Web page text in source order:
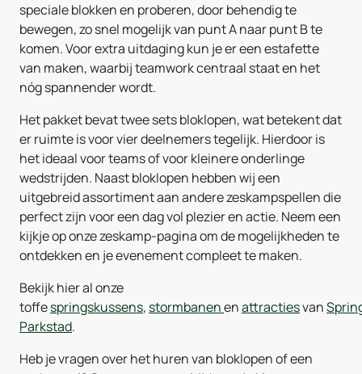
speciale blokken en proberen, door behendig te
bewegen, zo snel mogelijk van punt A naar punt B te
komen. Voor extra uitdaging kun je er een estafette
van maken, waarbij teamwork centraal staat en het
nóg spannender wordt.
Het pakket bevat twee sets bloklopen, wat betekent dat
er ruimte is voor vier deelnemers tegelijk. Hierdoor is
het ideaal voor teams of voor kleinere onderlinge
wedstrijden. Naast bloklopen hebben wij een
uitgebreid assortiment aan andere zeskampspellen die
perfect zijn voor een dag vol plezier en actie. Neem een
kijkje op onze zeskamp-pagina om de mogelijkheden te
ontdekken en je evenement compleet te maken.
Bekijk hier al onze
toffespringskussens, stormbanenenattractiesvan
Parkstad.
Heb je vragen over het huren van bloklopen of een